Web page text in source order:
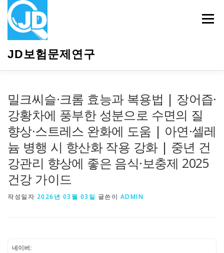
JD보험문제연구
메뉴
밀크씨슬·크롬 효능과 복용법 | 장어즙·
강황차에 풍부한 성분으로 수면의 질
향상·스트레스 완화에 도움 | 아연·셀레
늄 병행 시 항산화 작용 강화 | 중년 건
강관리 향상에 좋은 음식·보충제 2025
건강 가이드
작성일자 2026년 03월 03일 글쓴이 ADMIN
네이버: